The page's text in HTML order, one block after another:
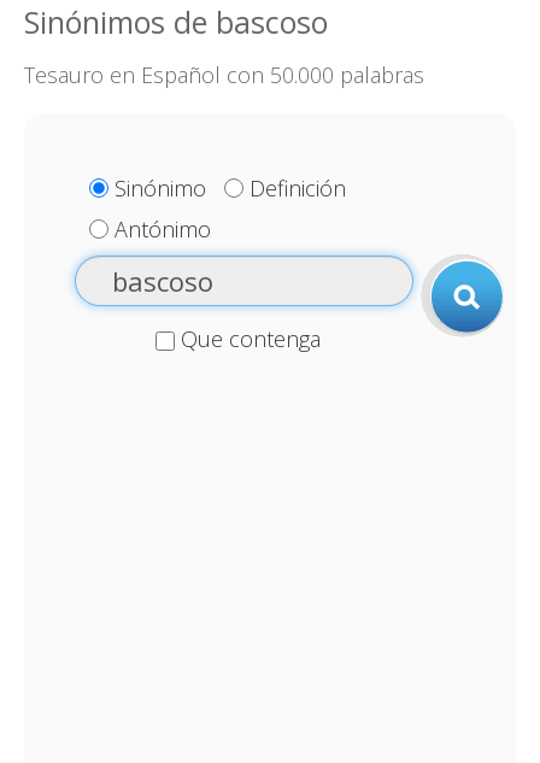
Sinónimos de bascoso
Tesauro en Español con 50.000 palabras
Sinónimo
Definición
Antónimo
Que contenga